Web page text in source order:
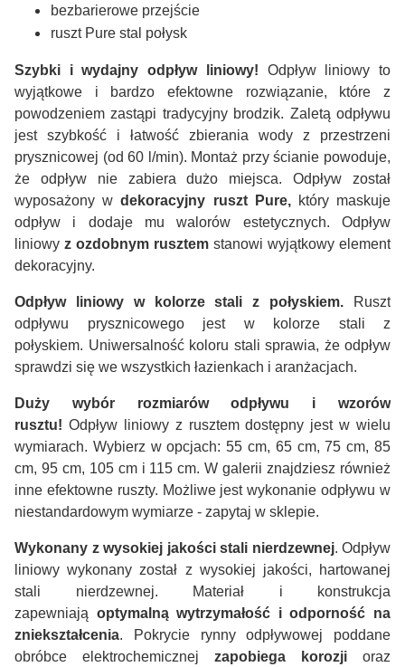
bezbarierowe przejście
ruszt Pure stal połysk
Szybki i wydajny odpływ liniowy! Odpływ liniowy to
wyjątkowe i bardzo efektowne rozwiązanie, które z
powodzeniem zastąpi tradycyjny brodzik. Zaletą odpływu
jest szybkość i łatwość zbierania wody z przestrzeni
prysznicowej (od 60 l/min). Montaż przy ścianie powoduje,
że odpływ nie zabiera dużo miejsca. Odpływ został
wyposażony wdekoracyjny ruszt Pure, który maskuje
odpływ i dodaje mu walorów estetycznych. Odpływ
liniowy z ozdobnym rusztem stanowi wyjątkowy element
dekoracyjny.
Odpływ liniowy w kolorze stali z połyskiem.
Ruszt
odpływu prysznicowego jest w kolorze stali z
połyskiem. Uniwersalność koloru stali sprawia, że odpływ
sprawdzi się we wszystkich łazienkach i aranżacjach.
Duży wybór rozmiarów odpływu i wzorów
rusztu! Odpływ liniowy z rusztem dostępny jest w wielu
wymiarach. Wybierz w opcjach: 55 cm, 65 cm, 75 cm, 85
cm, 95 cm, 105 cm i 115 cm. W galerii znajdziesz również
inne efektowne ruszty. Możliwe jest wykonanie odpływu w
niestandardowym wymiarze - zapytaj w sklepie.
Wykonany z wysokiej jakości stali nierdzewnej. Odpływ
liniowy wykonany został z wysokiej jakości, hartowanej
stali nierdzewnej. Materiał i konstrukcja
zapewniają optymalną wytrzymałość i odporność na
zniekształcenia. Pokrycie rynny odpływowej poddane
obróbce elektrochemicznej zapobiega korozji oraz